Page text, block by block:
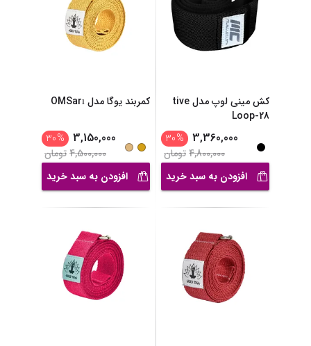
کش مینی لوپ مدل tive
Loop-28
3,360,000
%
30
4,800,000تومان
افزودن به سبد خرید
کمربند یوگا مدل OMSarı
3,150,000
%
30
4,500,000تومان
افزودن به سبد خرید